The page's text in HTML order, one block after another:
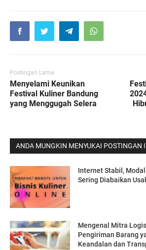
Postingan Lama
Menyelami Keunikan
Festival Kuliner Bandung
yang Menggugah Selera
ANDA MUNGKIN MENYUKAI POSTINGAN
Internet Stabil,
Sering Diabaikan
Mengenal Mitra
Pengiriman Barang
Keandalan dan